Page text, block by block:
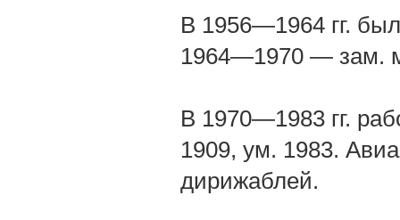
В 1956—1964 гг.
1964—1970 — зам.
В 1970—1983 гг.
1909, ум. 1983.
дирижаблей.